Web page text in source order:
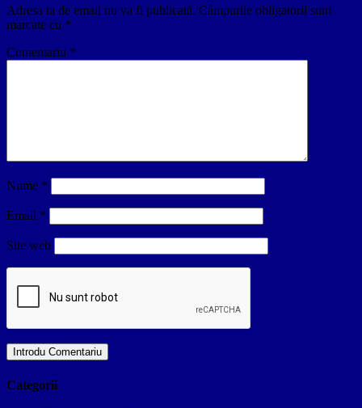
Adresa ta de email nu va fi publicată. Câmpurile obligatorii sunt
marcate cu *
Comentariu *
Nume *
Email *
Site web
Categorii